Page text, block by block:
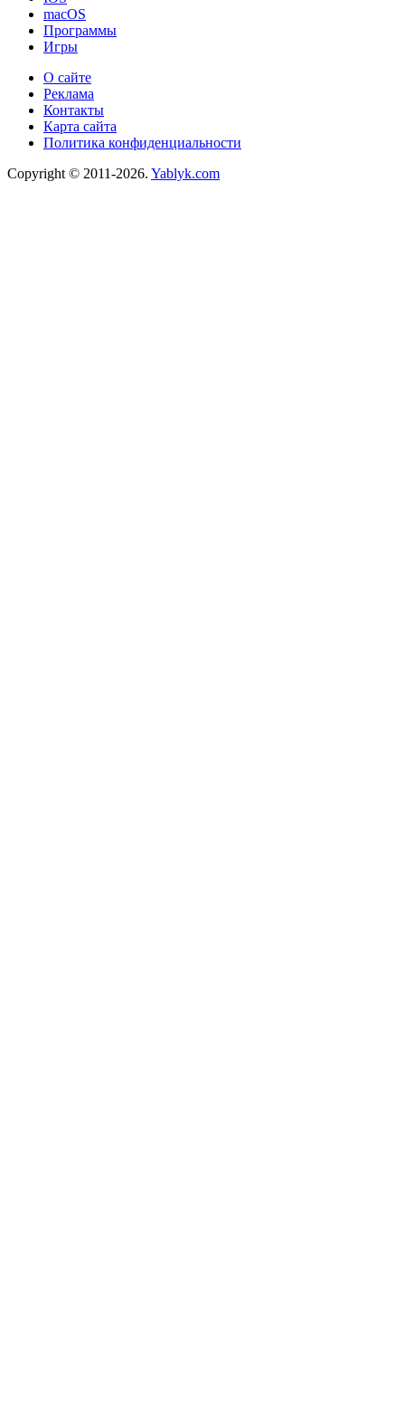
macOS
Программы
Игры
О сайте
Реклама
Контакты
Карта сайта
Политика конфиденциальности
Copyright © 2011-2026. Yablyk.сom